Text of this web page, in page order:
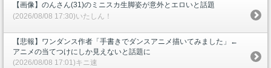
【画像】のんさん(31)のミニスカ生脚姿が意外とエロいと話題
(2026/08/08 17:30)いたしん！
【悲報】ワンダンス作者「手書きでダンスアニメ描いてみました」←
アニメの当てつけにしか見えないと話題に
(2026/08/08 17:01)キニ速